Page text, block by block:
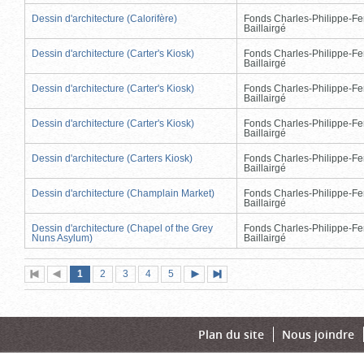
Dessin d'architecture (Calorifère)
Fonds Charles-Philippe-
Baillairgé
Dessin d'architecture (Carter's Kiosk)
Fonds Charles-Philippe-
Baillairgé
Dessin d'architecture (Carter's Kiosk)
Fonds Charles-Philippe-
Baillairgé
Dessin d'architecture (Carter's Kiosk)
Fonds Charles-Philippe-
Baillairgé
Dessin d'architecture (Carters Kiosk)
Fonds Charles-Philippe-
Baillairgé
Dessin d'architecture (Champlain Market)
Fonds Charles-Philippe-
Baillairgé
Dessin d'architecture (Chapel of the Grey
Nuns Asylum)
Fonds Charles-Philippe-
Baillairgé
Première
page
Page
précédente
Page
1 (page
actuelle)
Page
2 Page
3 Page
4 Page
5
suivante
page
Plan du site Nous joindre